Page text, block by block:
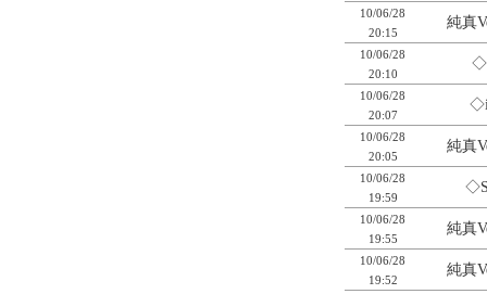
10/06/28
20:15
純真
10/06/28
20:10
10/06/28
20:07
10/06/28
20:05
純真
10/06/28
19:59
10/06/28
19:55
純真
10/06/28
19:52
純真